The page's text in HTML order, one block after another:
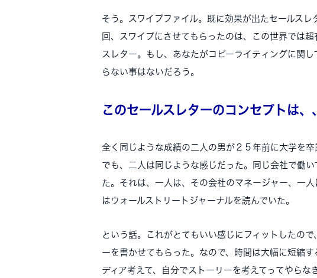
そう。スワイプファイル。既に効果が出たセールス
回、スワイプにさせてもらったのは、この世界では
スレター。もし、あなたがコピーライティングに関
らない事はないだろう。
このセールスレターのコンセプトは、
全く同じような成績の二人の男が２５年前に大学を
でも、二人は同じような感じだった。同じ会社で働
た。それは、一人は、その会社のマネージャー、一
はウォールストリートジャーナルを読んでいた。
という話。これがとてもいい感じにフィットしたの
ーを書かせてもらった。なので、時間は大幅に短縮
ディア考えて、自分でストーリーを考えてってやら